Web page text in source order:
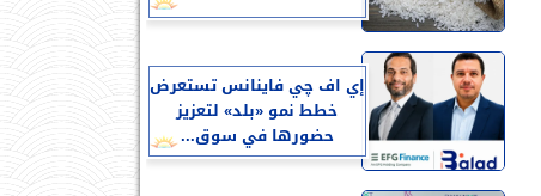
إي اف چي فاينانس تستعرض
خطط نمو «بلد» لتعزيز
حضورها في سوق...